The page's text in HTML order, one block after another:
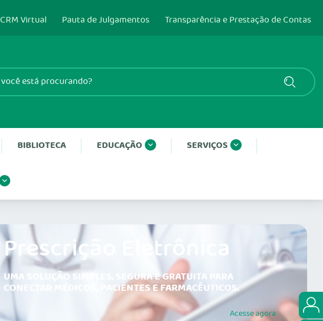
CRM Virtual Pauta de Julgamentos Transparência e Prestação de Contas
BIBLIOTECA EDUCAÇÃO SERVIÇOS
Prescrição Eletrônica
UMA SOLUÇÃO SIMPLES, SEGURA E GRATUITA PARA
CONECTAR MÉDICOS, PACIENTES E FARMACÊUTICOS.
Acesseagora